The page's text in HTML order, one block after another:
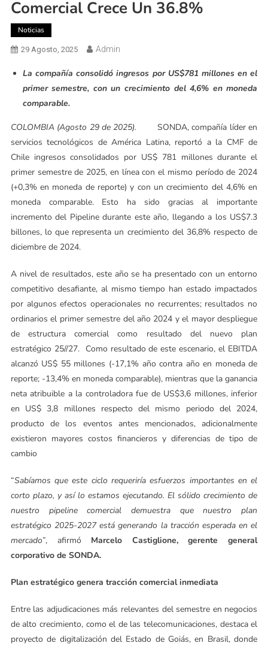
Comercial Crece Un 36.8%
Noticias
29 Agosto, 2025 Admin
La compañía consolidó ingresos por US$781 millones en el
primer semestre, con un crecimiento del 4,6% en moneda
comparable.
COLOMBIA (Agosto 29 de 2025).SONDA, compañía líder en
servicios tecnológicos de América Latina, reportó a la CMF de
Chile ingresos consolidados por US$ 781 millones durante el
primer semestre de 2025, en línea con el mismo período de 2024
(+0,3% en moneda de reporte) y con un crecimiento del 4,6% en
moneda comparable. Esto ha sido gracias al importante
incremento del Pipeline durante este año, llegando a los US$7.3
billones, lo que representa un crecimiento del 36,8% respecto de
diciembre de 2024.
A nivel de resultados, este año se ha presentado con un entorno
competitivo desafiante, al mismo tiempo han estado impactados
por algunos efectos operacionales no recurrentes; resultados no
ordinarios el primer semestre del año 2024 y el mayor despliegue
de estructura comercial como resultado del nuevo plan
estratégico 25//27. Como resultado de este escenario, el EBITDA
alcanzó US$ 55 millones (-17,1% año contra año en moneda de
reporte; -13,4% en moneda comparable), mientras que la ganancia
neta atribuible a la controladora fue de US$3,6 millones, inferior
en US$ 3,8 millones respecto del mismo periodo del 2024,
producto de los eventos antes mencionados, adicionalmente
existieron mayores costos financieros y diferencias de tipo de
cambio
“Sabíamos que este ciclo requeriría esfuerzos importantes en el
corto plazo, y así lo estamos ejecutando. El sólido crecimiento de
nuestro pipeline comercial demuestra que nuestro plan
estratégico 2025-2027 está generando la tracción esperada en el
mercado”, afirmó Marcelo Castiglione, gerente general
corporativo de SONDA.
Plan estratégico genera tracción comercial inmediata
Entre las adjudicaciones más relevantes del semestre en negocios
de alto crecimiento, como el de las telecomunicaciones, destaca el
proyecto de digitalización del Estado de Goiás, en Brasil, donde